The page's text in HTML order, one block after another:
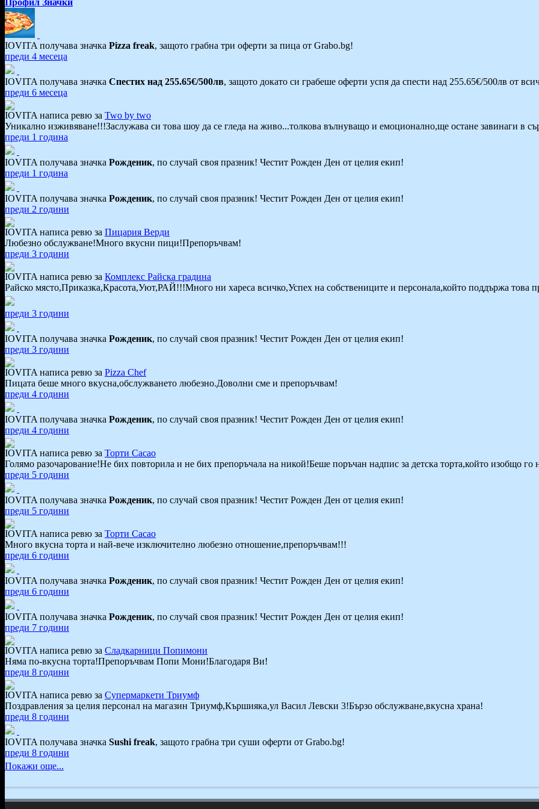
IOVITA получава значка Pizza freak, защото грабна три оферти за пица от Grabo.bg!
преди 4 месеца
IOVITA получава значка Спестих над 255.65€/500лв, защото докато си грабеше оферти успя да спести над 255.65€/500лв от
преди 6 месеца
IOVITA написа ревю за Two by two
Уникално изживяване!!!Заслужава си това шоу да се гледа на живо...толкова вълнуващо и емоционално,ще остане завинаги в
преди 1 година
IOVITA получава значка Рожденик, по случай своя празник! Честит Рожден Ден от целия екип!
преди 1 година
IOVITA получава значка Рожденик, по случай своя празник! Честит Рожден Ден от целия екип!
преди 2 години
IOVITA написа ревю за Пицария Верди
Любезно обслужване!Много вкусни пици!Препоръчвам!
преди 3 години
IOVITA написа ревю за Комплекс Райска градина
Райско място,Приказка,Красота,Уют,РАЙ!!!Много ни хареса всичко,Успех на собствениците и персонала,който поддържа това
преди 3 години
IOVITA получава значка Рожденик, по случай своя празник! Честит Рожден Ден от целия екип!
преди 3 години
IOVITA написа ревю за Pizza Chef
Пицата беше много вкусна,обслужването любезно.Доволни сме и препоръчвам!
преди 4 години
IOVITA получава значка Рожденик, по случай своя празник! Честит Рожден Ден от целия екип!
преди 4 години
IOVITA написа ревю за Торти Cacao
Голямо разочарование!Не бих повторила и не бих препоръчала на никой!Беше поръчан надпис за детска торта,който изобщо
преди 5 години
IOVITA получава значка Рожденик, по случай своя празник! Честит Рожден Ден от целия екип!
преди 5 години
IOVITA написа ревю за Торти Cacao
Много вкусна торта и най-вече изключително любезно отношение,препоръчвам!!!
преди 6 години
IOVITA получава значка Рожденик, по случай своя празник! Честит Рожден Ден от целия екип!
преди 6 години
IOVITA получава значка Рожденик, по случай своя празник! Честит Рожден Ден от целия екип!
преди 7 години
IOVITA написа ревю за Сладкарници Попимони
Няма по-вкусна торта!Препоръчвам Попи Мони!Благодаря Ви!
преди 8 години
IOVITA написа ревю за Супермаркети Триумф
Поздравления за целия персонал на магазин Триумф,Кършияка,ул Васил Левски 3!Бързо обслужване,вкусна храна!
преди 8 години
IOVITA получава значка Sushi freak, защото грабна три суши оферти от Grabo.bg!
преди 8 години
Покажи още...